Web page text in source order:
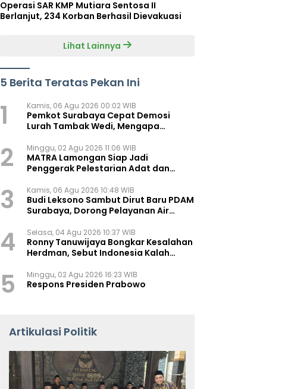
Operasi SAR KMP Mutiara Sentosa II
Berlanjut, 234 Korban Berhasil Dievakuasi
Lihat Lainnya
5 Berita Teratas Pekan Ini
1 Kamis, 06 Agu 2026 00:02 WIB
Pemkot Surabaya Cepat Demosi
Lurah Tambak Wedi, Mengapa
2 Minggu, 02 Agu 2026 11:06 WIB
MATRA Lamongan Siap Jadi
Penggerak Pelestarian Adat dan
3 Kamis, 06 Agu 2026 10:48 WIB
Budi Leksono Sambut Dirut Baru PDAM
Surabaya, Dorong Pelayanan Air
4 Selasa, 04 Agu 2026 10:37 WIB
Ronny Tanuwijaya Bongkar Kesalahan
Herdman, Sebut Indonesia Kalah
5 Minggu, 02 Agu 2026 16:23 WIB
Respons Presiden Prabowo
Artikulasi Politik